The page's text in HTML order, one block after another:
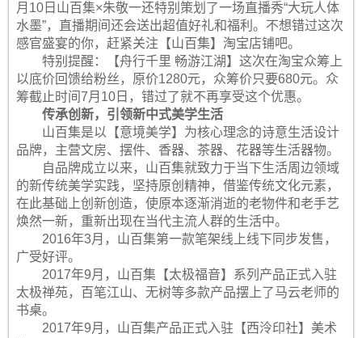
月10日山百集×朱敬一还特别策划了一场直播秀“大玩人体
水墨”，直播期间还会送出超值好礼和福利。不想错过这次
感官盛宴的你，赶紧关注【山百集】淘宝店铺吧。
特别提醒：【舟行千里 畅游江湖】这次在淘宝众筹上
以底价回馈给粉丝，原价1280元，众筹价只要680元。众
筹截止时间7月10日，错过了就不再享受这个优惠。
传承创新，引领新中式美学生活
山百集是以【意境美学】为核心理念的诗意生活设计
品牌，主营文房、摆件、香器、茶器、花器等生活器物。
自品牌成立以来，山百集就致力于当下生活周边领域
的新传统美学实践，坚持原创精神，借鉴传统文化元素，
在此基础上创新创造，使原本逐渐消逝的老物件和老手艺
焕然一新，重新出现在当代主流人群的生活中。
2016年3月，山百集第一款笔架线上线下同步发售，
广受好评。
2017年9月，山百集【太极福音】系列产品正式入驻
太极禅苑，百笔江山、无树等多款产品摆上了马云老师的
书桌。
2017年9月，山百集产品正式入驻【西泠印社】美术